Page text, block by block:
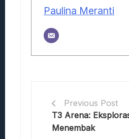
Paulina Meranti
Previous Post
T3 Arena:
Menembak